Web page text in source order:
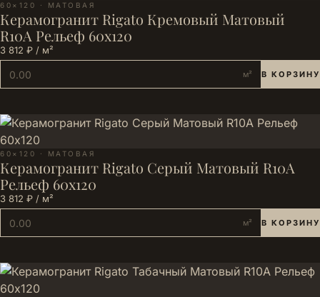
60×120 · МАТОВАЯ
Керамогранит Rigato Кремовый Матовый
R10A Рельеф 60x120
3 812 ₽ / м²
м² В КОРЗИНУ
60×120 · МАТОВАЯ
Керамогранит Rigato Серый Матовый R10A
Рельеф 60x120
3 812 ₽ / м²
м² В КОРЗИНУ